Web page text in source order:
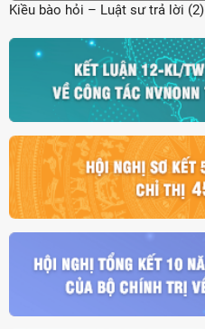
Kiều bào hỏi – Luật sư trả lời (2)